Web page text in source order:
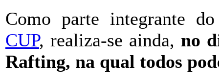
Como parte integrante
CUP, realiza-se ainda, no
Rafting, na qual todos